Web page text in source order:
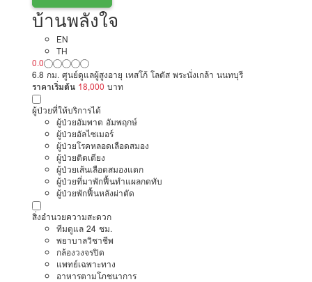
บ้านพลังใจ
EN
TH
0.0
6.8 กม. ศูนย์ดูแลผู้สูงอายุ เทสโก้ โลตัส พระนั่งเกล้า นนทบุรี
ราคาเริ่มต้น 18,000 บาท
ผู้ป่วยที่ให้บริการได้
ผู้ป่วยอัมพาต อัมพฤกษ์
ผู้ป่วยอัลไซเมอร์
ผู้ป่วยโรคหลอดเลือดสมอง
ผู้ป่วยติดเตียง
ผู้ป่วยเส้นเลือดสมองแตก
ผู้ป่วยที่มาพักฟื้นทำแผลกดทับ
ผู้ป่วยพักฟื้นหลังผ่าตัด
สิ่งอำนวยความสะดวก
ทีมดูแล 24 ชม.
พยาบาลวิชาชีพ
กล้องวงจรปิด
แพทย์เฉพาะทาง
อาหารตามโภชนาการ